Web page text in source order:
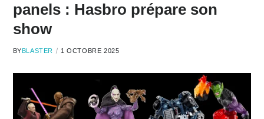
panels : Hasbro prépare son
show
BYBLASTER 1 OCTOBRE 2025